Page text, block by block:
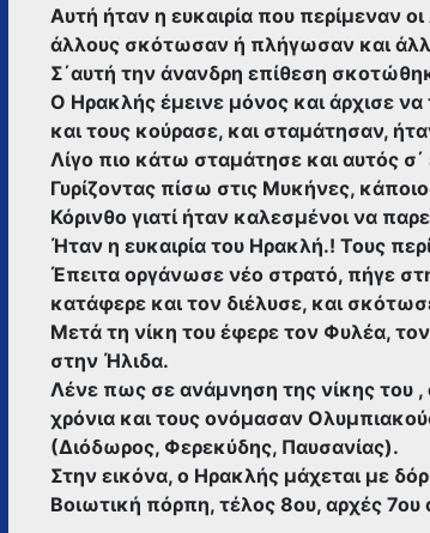
Αυτή ήταν η ευκαιρία που περίμεναν
άλλους σκότωσαν ή πλήγωσαν και
Σ΄αυτή την άνανδρη επίθεση
Ο Ηρακλής έμεινε μόνος και άρχισε
και τους κούρασε, και σταμάτησαν,
Λίγο πιο κάτω σταμάτησε και αυτός
Γυρίζοντας πίσω στις Μυκήνες,
Κόρινθο γιατί ήταν καλεσμένοι να
Ήταν η ευκαιρία του Ηρακλή.! Τους
Έπειτα οργάνωσε νέο στρατό, πήγε
κατάφερε και τον διέλυσε, και
Μετά τη νίκη του έφερε τον Φυλέα,
στην Ήλιδα.
Λένε πως σε ανάμνηση της νίκης του
χρόνια και τους ονόμασαν
(Διόδωρος, Φερεκύδης, Παυσανίας).
Στην εικόνα, ο Ηρακλής μάχεται με
Βοιωτική πόρπη, τέλος 8ου, αρχές